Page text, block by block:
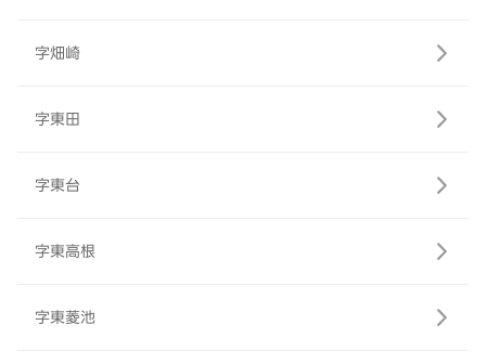
字畑崎
字東田
字東台
字東高根
字東菱池